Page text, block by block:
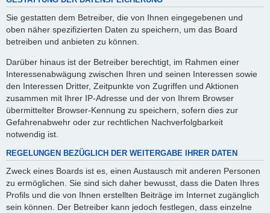
Sie gestatten dem Betreiber, die von Ihnen eingegebenen und
oben näher spezifizierten Daten zu speichern, um das Board
betreiben und anbieten zu können.
Darüber hinaus ist der Betreiber berechtigt, im Rahmen einer
Interessenabwägung zwischen Ihren und seinen Interessen sowie
den Interessen Dritter, Zeitpunkte von Zugriffen und Aktionen
zusammen mit Ihrer IP-Adresse und der von Ihrem Browser
übermittelter Browser-Kennung zu speichern, sofern dies zur
Gefahrenabwehr oder zur rechtlichen Nachverfolgbarkeit
notwendig ist.
REGELUNGEN BEZÜGLICH DER WEITERGABE IHRER DATEN
Zweck eines Boards ist es, einen Austausch mit anderen Personen
zu ermöglichen. Sie sind sich daher bewusst, dass die Daten Ihres
Profils und die von Ihnen erstellten Beiträge im Internet zugänglich
sein können. Der Betreiber kann jedoch festlegen, dass einzelne